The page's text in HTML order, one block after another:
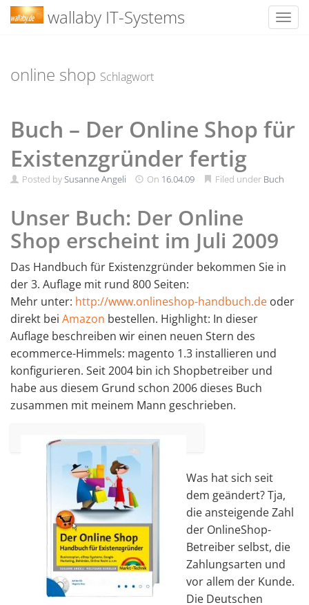
content
wallaby IT-Systems
online shop Schlagwort
Buch – Der Online Shop für
Existenzgründer fertig
Posted bySusanne Angeli On 16.04.09 Filed under Buch
Unser Buch: Der Online
Shop erscheint im Juli 2009
Das Handbuch für Existenzgründer bekommen Sie in
der 3. Auflage mit rund 800 Seiten:
Mehr unter: http://www.onlineshop-handbuch.de oder
direkt bei Amazon bestellen. Highlight: In dieser
Auflage beschreiben wir einen neuen Stern des
ecommerce-Himmels: magento 1.3 installieren und
konfigurieren. Seit 2004 bin ich Shopbetreiber und
habe aus diesem Grund schon 2006 dieses Buch
zusammen mit meinem Mann geschrieben.
Was hat sich seit
dem geändert? Tja,
die ansteigende Zahl
der OnlineShop-
Betreiber selbst, die
Zahlungsarten und
vor allem der Kunde.
Die Deutschen